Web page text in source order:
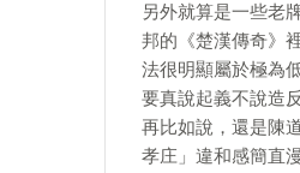
另外就算是一些老
邦的《楚漢傳奇》
法很明顯屬於極為
要真說起義不說造
再比如說，還是陳
孝庄」違和感簡直